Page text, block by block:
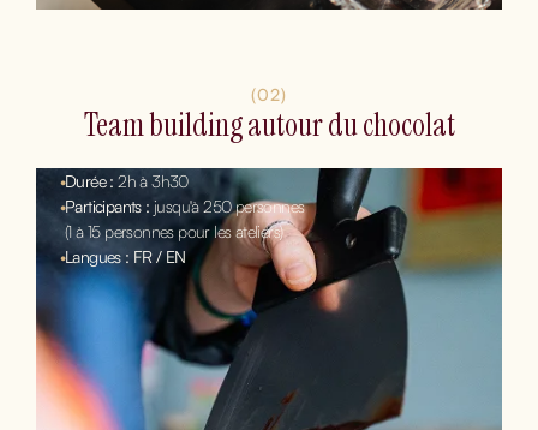
(02)
Team building autour du chocolat
•Durée :2h à 3h30
•Participants : jusqu'à 250 personnes
(1 à 15 personnes pour les ateliers)
•Langues : FR / EN